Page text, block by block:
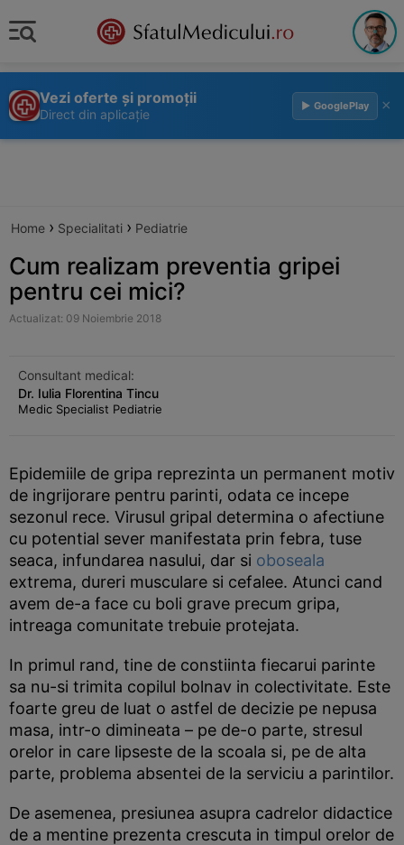
Vezi oferte și promoții
Direct din aplicație
▶ GooglePlay ×
Home › Specialitati › Pediatrie
Cum realizam preventia gripei
pentru cei mici?
Actualizat: 09 Noiembrie 2018
Consultant medical:
Dr. Iulia Florentina Tincu
Medic Specialist Pediatrie
Epidemiile de gripa reprezinta un permanent motiv
de ingrijorare pentru parinti, odata ce incepe
sezonul rece. Virusul gripal determina o afectiune
cu potential sever manifestata prin febra, tuse
seaca, infundarea nasului, dar si oboseala
extrema, dureri musculare si cefalee. Atunci cand
avem de-a face cu boli grave precum gripa,
intreaga comunitate trebuie protejata.
In primul rand, tine de constiinta fiecarui parinte
sa nu-si trimita copilul bolnav in colectivitate. Este
foarte greu de luat o astfel de decizie pe nepusa
masa, intr-o dimineata – pe de-o parte, stresul
orelor in care lipseste de la scoala si, pe de alta
parte, problema absentei de la serviciu a parintilor.
De asemenea, presiunea asupra cadrelor didactice
de a mentine prezenta crescuta in timpul orelor de